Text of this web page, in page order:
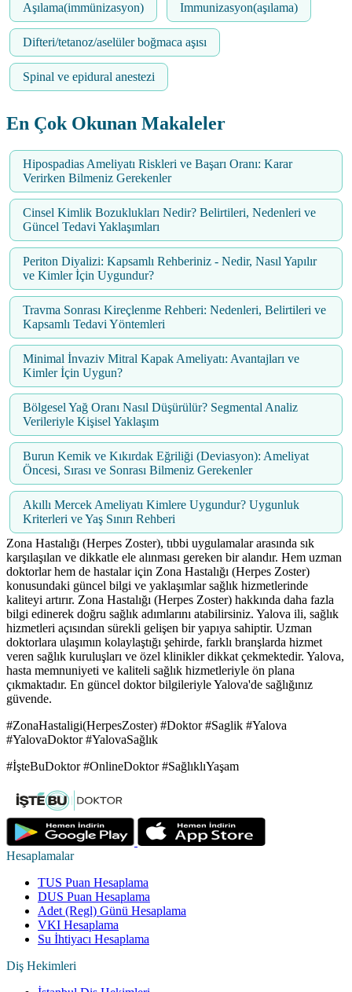
Aşılama(immünizasyon) Immunizasyon(aşılama)
Difteri/tetanoz/aselüler boğmaca aşısı
Spinal ve epidural anestezi
En Çok Okunan Makaleler
Hipospadias Ameliyatı Riskleri ve Başarı Oranı: Karar
Verirken Bilmeniz Gerekenler
Cinsel Kimlik Bozuklukları Nedir? Belirtileri, Nedenleri ve
Güncel Tedavi Yaklaşımları
Periton Diyalizi: Kapsamlı Rehberiniz - Nedir, Nasıl Yapılır
ve Kimler İçin Uygundur?
Travma Sonrası Kireçlenme Rehberi: Nedenleri, Belirtileri ve
Kapsamlı Tedavi Yöntemleri
Minimal İnvaziv Mitral Kapak Ameliyatı: Avantajları ve
Kimler İçin Uygun?
Bölgesel Yağ Oranı Nasıl Düşürülür? Segmental Analiz
Verileriyle Kişisel Yaklaşım
Burun Kemik ve Kıkırdak Eğriliği (Deviasyon): Ameliyat
Öncesi, Sırası ve Sonrası Bilmeniz Gerekenler
Akıllı Mercek Ameliyatı Kimlere Uygundur? Uygunluk
Kriterleri ve Yaş Sınırı Rehberi
Zona Hastalığı (Herpes Zoster), tıbbi uygulamalar arasında sık
karşılaşılan ve dikkatle ele alınması gereken bir alandır. Hem uzman
doktorlar hem de hastalar için Zona Hastalığı (Herpes Zoster)
konusundaki güncel bilgi ve yaklaşımlar sağlık hizmetlerinde
kaliteyi artırır. Zona Hastalığı (Herpes Zoster) hakkında daha fazla
bilgi edinerek doğru sağlık adımlarını atabilirsiniz. Yalova ili, sağlık
hizmetleri açısından sürekli gelişen bir yapıya sahiptir. Uzman
doktorlara ulaşımın kolaylaştığı şehirde, farklı branşlarda hizmet
veren sağlık kuruluşları ve özel klinikler dikkat çekmektedir. Yalova,
hasta memnuniyeti ve kaliteli sağlık hizmetleriyle ön plana
çıkmaktadır. En güncel doktor bilgileriyle Yalova'de sağlığınız
güvende.
#ZonaHastaligi(HerpesZoster) #Doktor #Saglik #Yalova
#YalovaDoktor #YalovaSağlık
#İşteBuDoktor #OnlineDoktor #SağlıklıYaşam
Hesaplamalar
TUS Puan Hesaplama
DUS Puan Hesaplama
Adet (Regl) Günü Hesaplama
VKI Hesaplama
Su İhtiyacı Hesaplama
Diş Hekimleri